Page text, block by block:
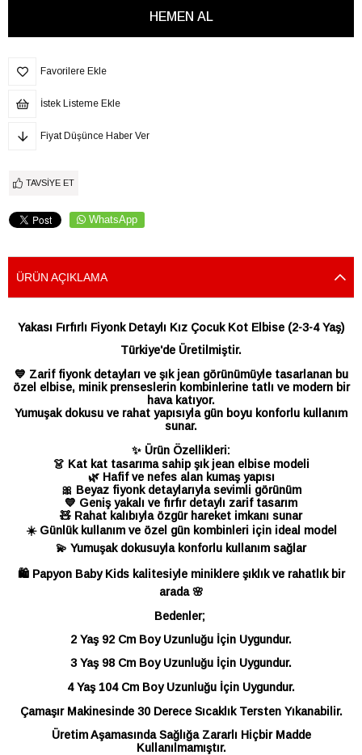
Favorilere Ekle
İstek Listeme Ekle
Fiyat Düşünce Haber Ver
TAVSIYE ET
WhatsApp
ÜRÜN AÇIKLAMA
Yakası Fırfırlı Fiyonk Detaylı Kız Çocuk Kot Elbise (2-3-4 Yaş)
Türkiye'de Üretilmiştir.
💙 Zarif fiyonk detayları ve şık jean görünümüyle tasarlanan bu
özel elbise, minik prenseslerin kombinlerine tatlı ve modern bir
hava katıyor.
Yumuşak dokusu ve rahat yapısıyla gün boyu konforlu kullanım
sunar.
✨ Ürün Özellikleri:
👗 Kat kat tasarıma sahip şık jean elbise modeli
🌿 Hafif ve nefes alan kumaş yapısı
🎀 Beyaz fiyonk detaylarıyla sevimli görünüm
💙 Geniş yakalı ve fırfır detaylı zarif tasarım
🧸 Rahat kalıbıyla özgür hareket imkanı sunar
☀️ Günlük kullanım ve özel gün kombinleri için ideal model
💫 Yumuşak dokusuyla konforlu kullanım sağlar
🛍️ Papyon Baby Kids kalitesiyle miniklere şıklık ve rahatlık bir
arada 🌸
Bedenler;
2 Yaş 92 Cm Boy Uzunluğu İçin Uygundur.
3 Yaş 98 Cm Boy Uzunluğu İçin Uygundur.
4 Yaş 104 Cm Boy Uzunluğu İçin Uygundur.
Çamaşır Makinesinde 30 Derece Sıcaklık Tersten Yıkanabilir.
Üretim Aşamasında Sağlığa Zararlı Hiçbir Madde
Kullanılmamıştır.